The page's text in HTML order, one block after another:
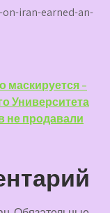
iran-earned-an-
маскируется –
Университета
не продавали